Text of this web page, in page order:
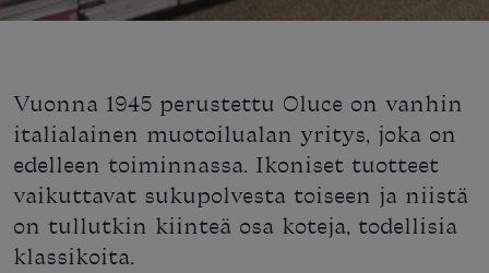
Vuonna 1945 perustettu Oluce on vanhin
italialainen muotoilualan yritys, joka on
edelleen toiminnassa. Ikoniset tuotteet
vaikuttavat sukupolvesta toiseen ja niistä
on tullutkin kiinteä osa koteja, todellisia
klassikoita.